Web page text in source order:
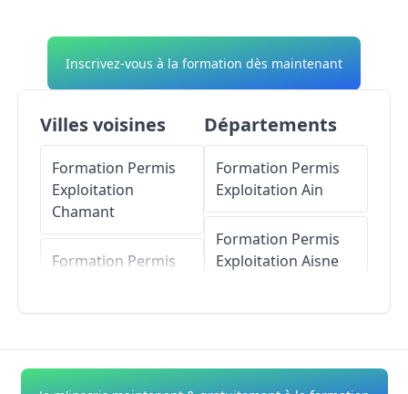
Inscrivez-vous à la formation dès maintenant
Villes voisines
Formation Permis
Exploitation
Chamant
Formation Permis
Formation Permis
Exploitation
Départements
Formation Permis
Exploitation Ain
Formation Permis
Exploitation Aisne
Formation Permis